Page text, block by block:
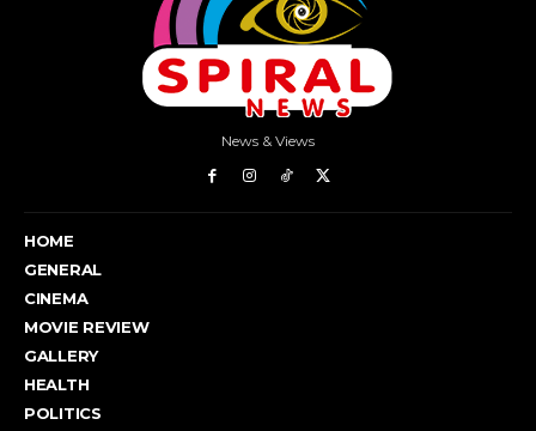
News & Views
HOME
GENERAL
CINEMA
MOVIE REVIEW
GALLERY
HEALTH
POLITICS